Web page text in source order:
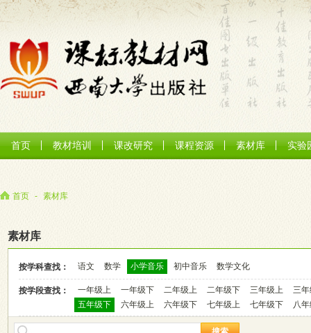
首页 教材培训 课改研究 课程资源 素材库 实验
首页 - 素材库
素材库
按学科查找： 语文 数学 小学音乐 初中音乐 数学文化
按学段查找： 一年级上 一年级下 二年级上 二年级下 三年级上
三
五年级下
六年级上 六年级下 七年级上 七年级下 八